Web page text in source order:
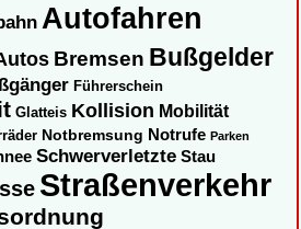
Autofahren
Bremsen Bußgelder
Führerschein
Glatteis Kollision Mobilität
Notbremsung Notrufe Parken
Schwerverletzte Stau
Straßenverkehr